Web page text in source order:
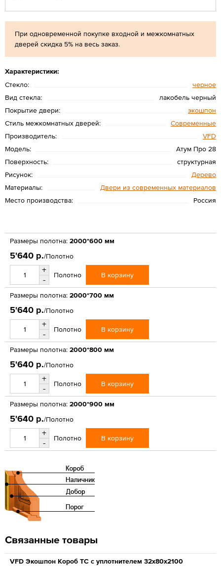
При одновременной покупке входной и межкомнатных
дверей скидка 5% на весь заказ.
Характеристики:
Стекло:
черное
Вид стекла:
лакобель черный
Покрытие двери:
экошпон
Стиль межкомнатных дверей:
Современные
Производитель:
VFD
Модель:
Атум Про 28
Поверхность:
структурная
Рисунок:
Дерево
Материалы:
Двери из современных материалов
Место производства:
Россия
Размеры полотна: 2000*600 мм
5'640 р./Полотно
+
-
Полотно В корзину
Размеры полотна: 2000*700 мм
5'640 р./Полотно
+
-
Полотно В корзину
Размеры полотна: 2000*800 мм
5'640 р./Полотно
+
-
Полотно В корзину
Размеры полотна: 2000*900 мм
5'640 р./Полотно
+
-
Полотно В корзину
Связанные товары
VFD Экошпон Короб ТС с уплотнителем 32x80x2100